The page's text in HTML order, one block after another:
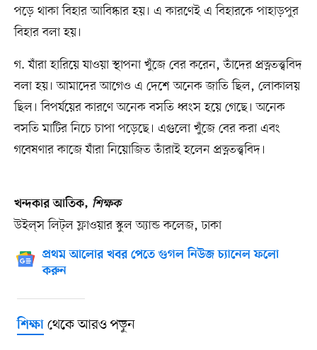
পড়ে থাকা বিহার আবিষ্কার হয়। এ কারণেই এ বিহারকে পাহাড়পুর
বিহার বলা হয়।
গ. যাঁরা হারিয়ে যাওয়া স্থাপনা খুঁজে বের করেন, তাঁদের প্রত্নতত্ত্ববিদ
বলা হয়। আমাদের আগেও এ দেশে অনেক জাতি ছিল, লোকালয়
ছিল। বিপর্যয়ের কারণে অনেক বসতি ধ্বংস হয়ে গেছে। অনেক
বসতি মাটির নিচে চাপা পড়েছে। এগুলো খুঁজে বের করা এবং
গবেষণার কাজে যাঁরা নিয়োজিত তাঁরাই হলেন প্রত্নতত্ত্ববিদ।
খন্দকার আতিক, শিক্ষক
উইল্​স লিট্​ল ফ্লাওয়ার স্কুল অ্যান্ড কলেজ, ঢাকা
প্রথম আলোর খবর পেতে গুগল নিউজ চ্যানেল ফলো
করুন
শিক্ষাথেকে আরও পড়ুন